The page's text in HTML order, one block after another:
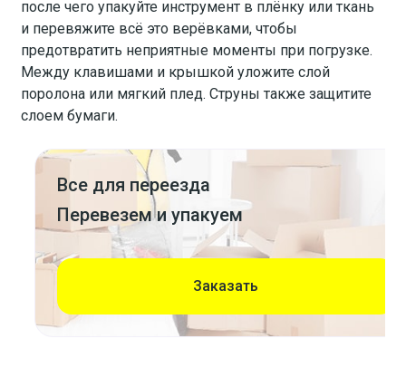
после чего упакуйте инструмент в плёнку или ткань
и перевяжите всё это верёвками, чтобы
предотвратить неприятные моменты при погрузке.
Между клавишами и крышкой уложите слой
поролона или мягкий плед. Струны также защитите
слоем бумаги.
Все для переезда
Перевезем и упакуем
Заказать